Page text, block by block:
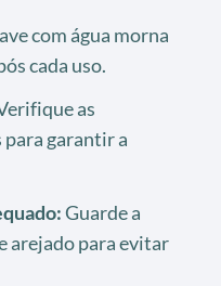
com água morna
cada uso.
as
para garantir a
Guarde a
arejado para evitar